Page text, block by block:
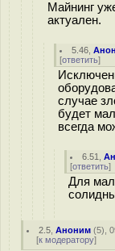
Майнинг
актуален.
5.46 ,
[ответить]
случае
будет
всегда
6.51 ,
[ответить]
Для
2.5 ,Аноним (5),
[к модератору]